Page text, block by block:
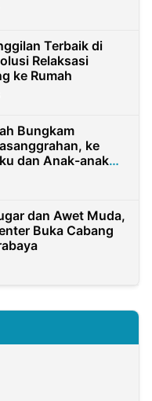
Terbaik di
Relaksasi
ke Rumah
Bungkam
ke
dan Anak-anak
dan Awet Muda,
Buka Cabang